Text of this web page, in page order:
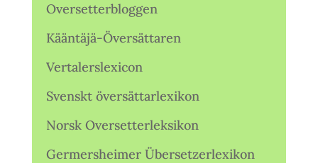
Oversetterbloggen
Kääntäjä-Översättaren
Vertalerslexicon
Svenskt översättarlexikon
Norsk Oversetterleksikon
Germersheimer Übersetzerlexikon